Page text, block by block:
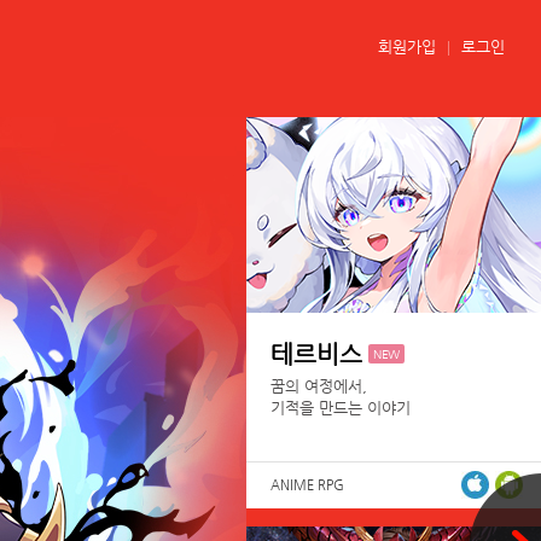
회원가입 로그인
테르비스 NEW
꿈의 여정에서,
기적을 만드는 이야기
ANIME RPG